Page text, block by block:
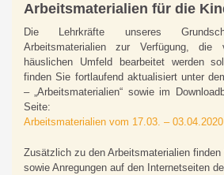
Arbeitsmaterialien für die
Die Lehrkräfte unseres
Arbeitsmaterialien zur Verfügung,
häuslichen Umfeld bearbeitet werden
finden Sie fortlaufend aktualisiert unter
– „Arbeitsmaterialien“ sowie im
Seite:
Arbeitsmaterialien vom 17.03. – 03.04.2020
Zusätzlich zu den Arbeitsmaterialien finden
sowie Anregungen auf den Internetseiten